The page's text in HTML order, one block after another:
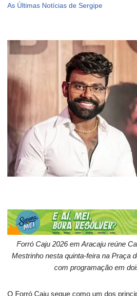
As Últimas Notícias de Sergipe
Forró Caju 2026 em Aracaju reúne
Mestrinho nesta quinta-feira na Praça
com programação em
O Forró Caju segue como um dos